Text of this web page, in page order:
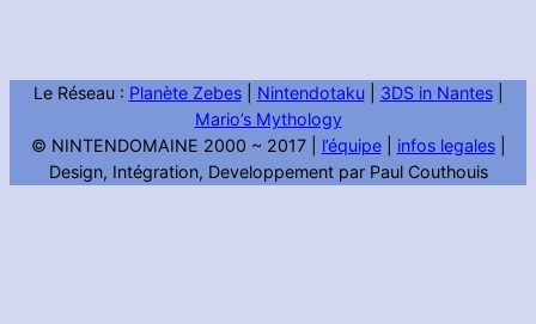
Le Réseau : Planète Zebes| Nintendotaku| 3DS in Nantes|
Mario’s Mythology
© NINTENDOMAINE 2000 ~ 2017 | l’équipe| infos legales|
Design, Intégration, Developpement par Paul Couthouis